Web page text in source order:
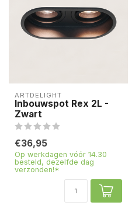
ARTDELIGHT
Inbouwspot Rex 2L -
Zwart
€36,95
Op werkdagen vóór 14.30
besteld, dezelfde dag
verzonden!*